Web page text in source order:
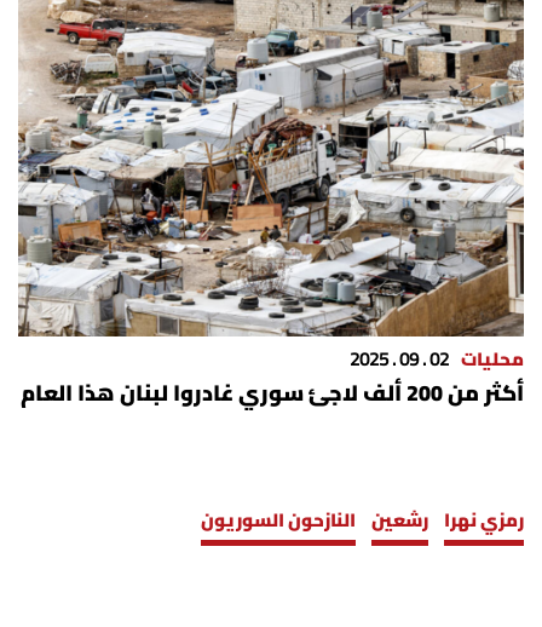
محليات 02 . 09 . 2025
أكثر من 200 ألف لاجئ سوري غادروا لبنان هذا العام
رمزي نهرا رشعين النازحون السوريون